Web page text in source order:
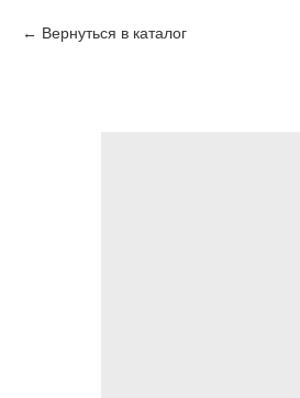
Вернуться в каталог